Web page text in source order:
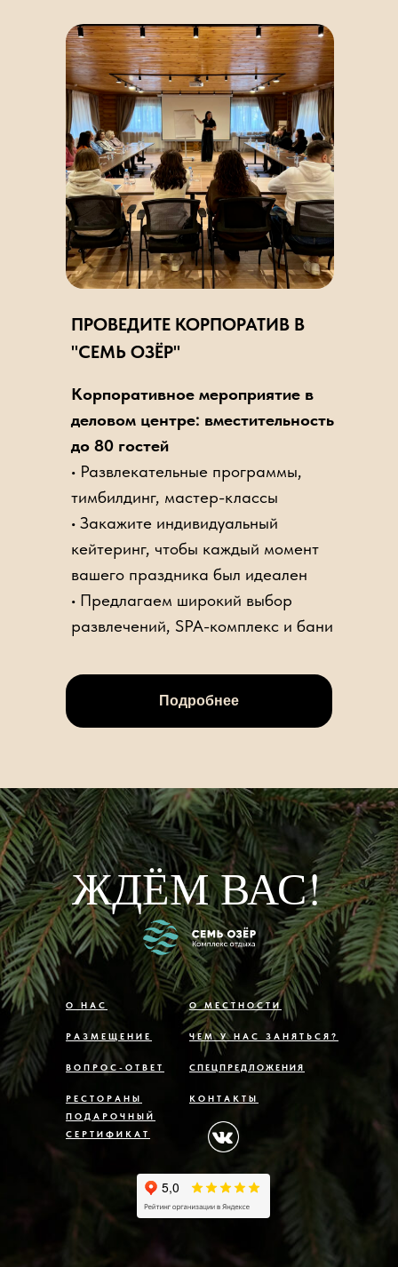
Подробнее
ПРОВЕДИТЕ КОРПОРАТИВ В
"СЕМЬ ОЗЁР"
Корпоративное мероприятие в
деловом центре: вместительность
до 80 гостей
• Развлекательные программы,
тимбилдинг, мастер-классы
• Закажите индивидуальный
кейтеринг, чтобы каждый момент
вашего праздника был идеален
• Предлагаем широкий выбор
развлечений, SPA-комплекс и бани
ЖДЁМ ВАС!
КОНТАКТЫ
СПЕЦПРЕДЛОЖЕНИЯ
ВОПРОС-ОТВЕТ
РЕСТОРАНЫ
О МЕСТНОСТИ
ПОДАРОЧНЫЙ
СЕРТИФИКАТ
ЧЕМ У НАС ЗАНЯТЬСЯ?
О НАС
РАЗМЕЩЕНИЕ